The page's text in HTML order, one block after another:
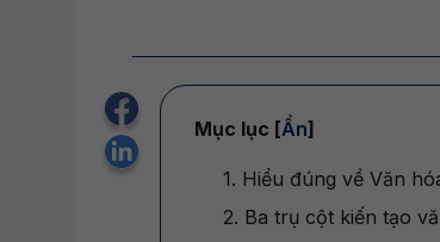
Mục lục [Ẩn]
1. Hiểu đúng về Văn
2. Ba trụ cột kiến tạo